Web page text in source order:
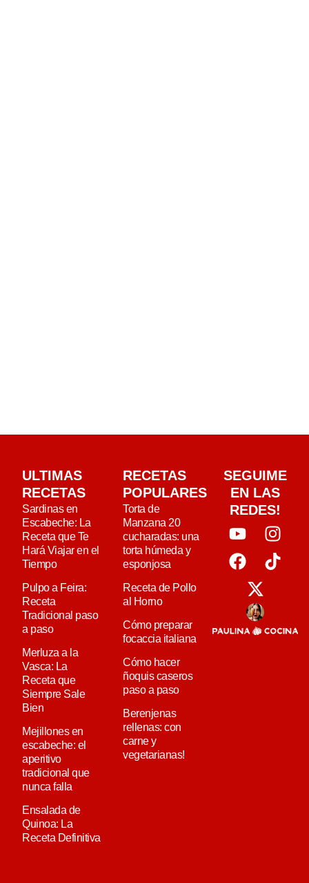
ULTIMAS
RECETAS
Sardinas en
Escabeche: La
Receta que Te
Hará Viajar en el
Tiempo
Pulpo a Feira:
Receta
Tradicional paso
a paso
Merluza a la
Vasca: La
Receta que
Siempre Sale
Bien
Mejillones en
escabeche: el
aperitivo
tradicional que
nunca falla
Ensalada de
Quinoa: La
Receta Definitiva
RECETAS
POPULARES
Torta de
Manzana 20
cucharadas: una
torta húmeda y
esponjosa
Receta de Pollo
al Horno
Cómo preparar
focaccia italiana
Cómo hacer
ñoquis caseros
paso a paso
Berenjenas
rellenas: con
carne y
vegetarianas!
SEGUIME
EN LAS
REDES!